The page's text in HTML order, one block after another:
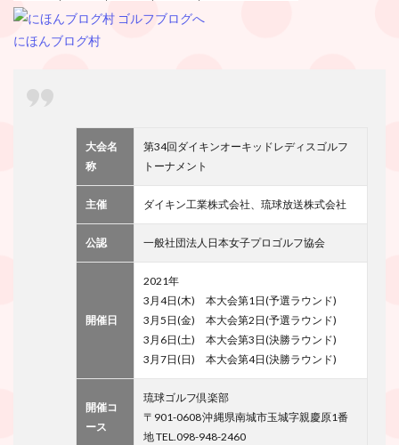
にほんブログ村
大会名
称
第34回ダイキンオーキッドレディスゴルフ
トーナメント
主催 ダイキン工業株式会社、琉球放送株式会社
公認 一般社団法人日本女子プロゴルフ協会
開催日
2021年
3月4日(木) 本大会第1日(予選ラウンド)
3月5日(金) 本大会第2日(予選ラウンド)
3月6日(土) 本大会第3日(決勝ラウンド)
3月7日(日) 本大会第4日(決勝ラウンド)
開催コ
ース
琉球ゴルフ倶楽部
〒901-0608 沖縄県南城市玉城字親慶原1番
地 TEL.098-948-2460